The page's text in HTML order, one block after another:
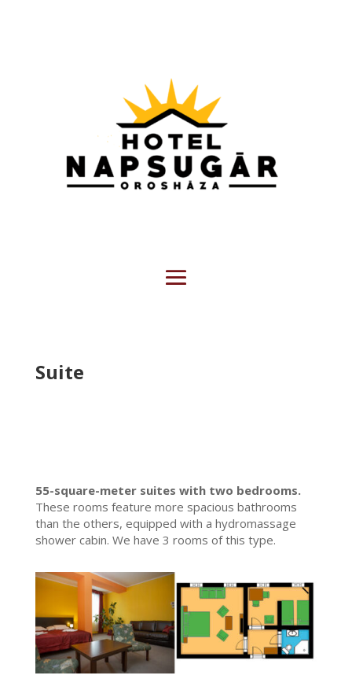
Suite
55-square-meter suites with two bedrooms.
These rooms feature more spacious bathrooms
than the others, equipped with a hydromassage
shower cabin. We have 3 rooms of this type.